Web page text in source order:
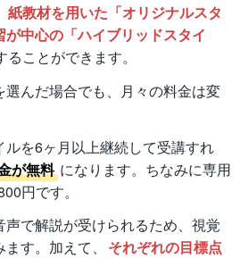
紙教材を用いた「オリジナルスタ
中心の「ハイブリッドスタイ
ことができます。
選んだ場合でも、月々の料金は変
ルを6ヶ月以上継続して受講すれ
が無料 になります。ちなみに専用
円です。
で解説が受けられるため、視覚
す。加えて、
それぞれの目標点